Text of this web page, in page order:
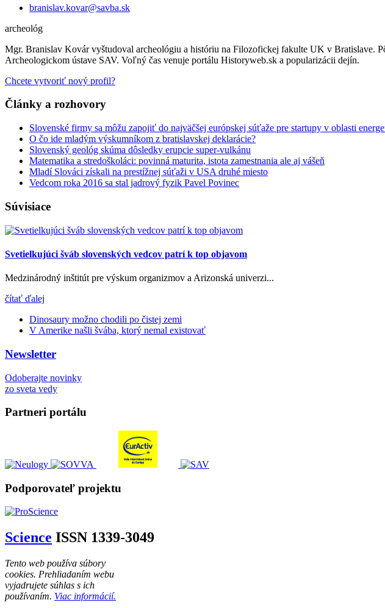
branislav.kovar@savba.sk
archeológ
Mgr. Branislav Kovár vyštudoval archeológiu a históriu na Filozofickej fakulte UK v Bratislave.
Archeologickom ústave SAV. Voľný čas venuje portálu Historyweb.sk a popularizácii dejín.
Chcete vytvoriť nový profil?
Články a rozhovory
Slovenské firmy sa môžu zapojiť do najväčšej európskej súťaže pre startupy v oblasti
O čo ide mladým výskumníkom z bratislavskej deklarácie?
Slovenský geológ skúma dôsledky erupcie super-vulkánu
Matematika a stredoškoláci: povinná maturita, istota zamestnania ale aj vášeň
Mladí Slováci získali na prestížnej súťaži v USA druhé miesto
Vedcom roka 2016 sa stal jadrový fyzik Pavel Povinec
Súvisiace
Svetielkujúci šváb slovenských vedcov patrí k top objavom
Medzinárodný inštitút pre výskum organizmov a Arizonská univerzi...
čítať ďalej
Dinosaury možno chodili po čistej zemi
V Amerike našli švába, ktorý nemal existovať
Newsletter
Odoberajte novinky
zo sveta vedy
Partneri portálu
Podporovateľ projektu
Science ISSN 1339-3049
Tento web používa súbory
cookies. Prehliadaním webu
vyjadrujete súhlas s ich
používaním. Viac informácií.